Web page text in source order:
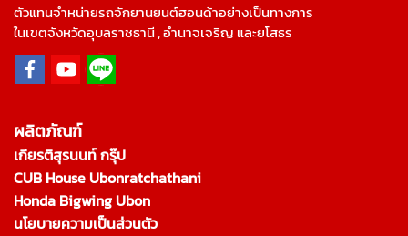
ตัวแทนจำหน่ายรถจักยานยนต์ฮอนด้าอย่างเป็นทางการ
ในเขตจังหวัดอุบลราชธานี , อำนาจเจริญ และยโสธร
ผลิตภัณฑ์
เกียรติสุรนนท์ กรุ๊ป
CUB House Ubonratchathani
Honda Bigwing Ubon
นโยบายความเป็นส่วนตัว